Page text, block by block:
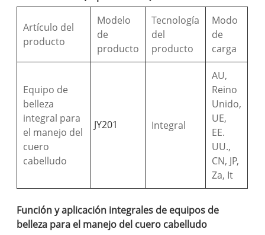
Artículo del
producto
Modelo
de
producto
Tecnología
del
producto
Modo
de
carga
Equipo de
belleza
integral para
el manejo del
cuero
cabelludo
JY201 Integral
AU,
Reino
Unido,
UE,
EE.
UU.,
CN, JP,
Za, It
Función y aplicación integrales de equipos de
belleza para el manejo del cuero cabelludo